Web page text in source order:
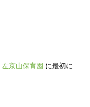
左京山保育園 に最初に